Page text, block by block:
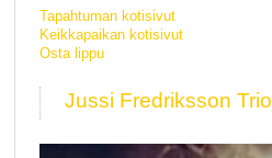
Tapahtuman kotisivut
Keikkapaikan kotisivut
Osta lippu
Jussi Fredriksson Trio